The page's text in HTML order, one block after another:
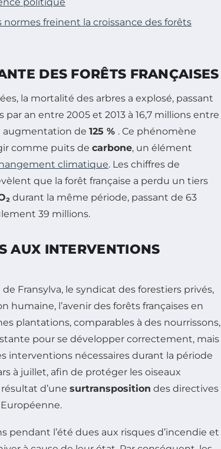
normes freinent la croissance des forêts
DES FORÊTS FRANÇAISES
la mortalité des arbres a explosé, passant
an entre 2005 et 2013 à 16,7 millions entre
augmentation de 125 % . Ce phénomène
comme puits de carbone, un élément
climatique. Les chiffres de
que la forêt française a perdu un tiers
durant la même période, passant de 63
39 millions.
AUX INTERVENTIONS
Fransylva, le syndicat des forestiers privés,
humaine, l’avenir des forêts françaises en
plantations, comparables à des nourrissons,
pour se développer correctement, mais
interventions nécessaires durant la période
à juillet, afin de protéger les oiseaux
d’une surtransposition des directives
pendant l’été dues aux risques d’incendie et